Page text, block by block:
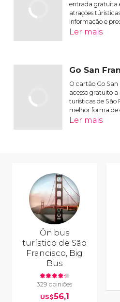
entrada gratuita
atrações
Informação e
Ler mais
Go San
O cartão Go
acesso gratuito
turísticas de São
melhor forma de
Ler mais
Ônibus
turístico de São
Francisco, Big
Bus
329 opiniões
US$56,1